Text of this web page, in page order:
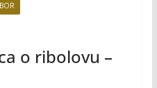
o ribolovu –